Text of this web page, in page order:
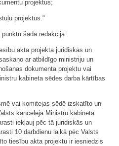
projektus;
projektus."
šādā redakcijā:
akta projekta juridiskās un
ar atbildīgo ministriju un
dokumenta projektu vai
kabineta sēdes darba kārtības
vai komitejas sēdē izskatīto un
kanceleja Ministru kabineta
iekļauj pēc tā juridiskās un
10 darbdienu laikā pēc Valsts
tiesību akta projektu ir iesniedzis